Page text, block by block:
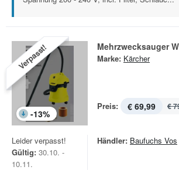
Verpasst!
-13%
Mehrzwecksauger
Marke: Kärcher
Preis: € 69,99 €
Leider verpasst!
Gültig: 30.10. -
10.11.
Händler: Baufuchs Vos